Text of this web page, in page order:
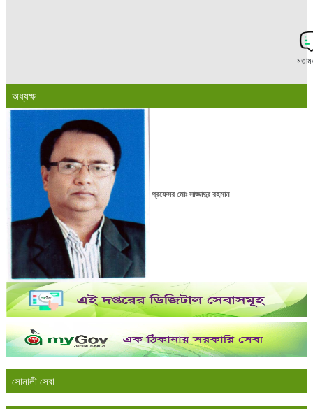
অধ্যক্ষ
প্রফেসর মোঃ সাজ্জাদুর রহমান
সোনালী সেবা